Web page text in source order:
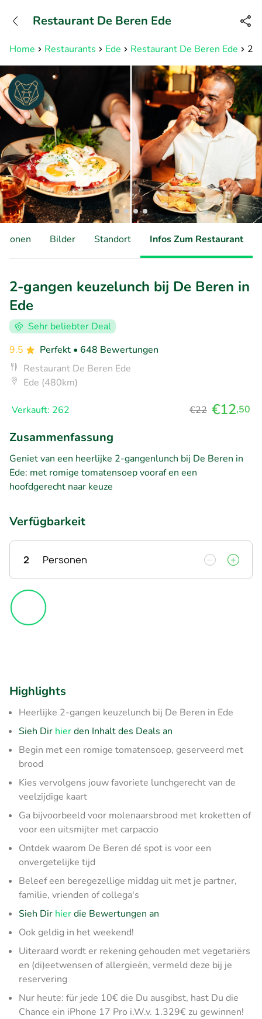
Erreichbar bis 23:00 Uhr (max
0,09€/Min)
Home Restaurants Ede Restaurant De Beren Ede 2-
Restaurant De Beren Ede
Bilder Standort Infos Zum Restaurant
2-gangen keuzelunch bij De Beren in
Ede
Sehr beliebter Deal
9.5
Perfekt • 648 Bewertungen
Restaurant De Beren Ede
Ede (480km)
Verkauft: 262 €22 €12,50
Zusammenfassung
Geniet van een heerlijke 2-gangenlunch bij De Beren in
Ede: met romige tomatensoep vooraf en een
hoofdgerecht naar keuze
Verfügbarkeit
2 Personen
Highlights
Heerlijke 2-gangen keuzelunch bij De Beren in Ede
Sieh Dir hierden Inhalt des Deals an
Begin met een romige tomatensoep, geserveerd met
brood
Kies vervolgens jouw favoriete lunchgerecht van de
veelzijdige kaart
Ga bijvoorbeeld voor molenaarsbrood met kroketten of
voor een uitsmijter met carpaccio
Ontdek waarom De Beren dé spot is voor een
onvergetelijke tijd
Beleef een beregezellige middag uit met je partner,
familie, vrienden of collega's
Sieh Dir hierdie Bewertungen an
Ook geldig in het weekend!
Uiteraard wordt er rekening gehouden met vegetariërs
en (di)eetwensen of allergieën, vermeld deze bij je
reservering
Nur heute: für jede 10€ die Du ausgibst, hast Du die
Chance ein iPhone 17 Pro i.W.v. 1.329€ zu gewinnen!